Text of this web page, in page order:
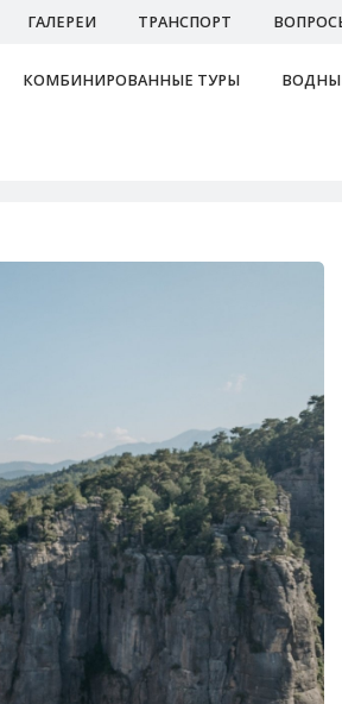
ГАЛЕРЕИ ТРАНСПОРТ
КОМБИНИРОВАННЫЕ ТУРЫ